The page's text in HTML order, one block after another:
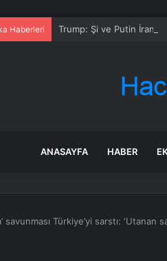
Haberleri Trump: Şi ve Putin İran’a
ANASAYFA HABER
savunması Türkiye’yi sarstı: ‘Utanan